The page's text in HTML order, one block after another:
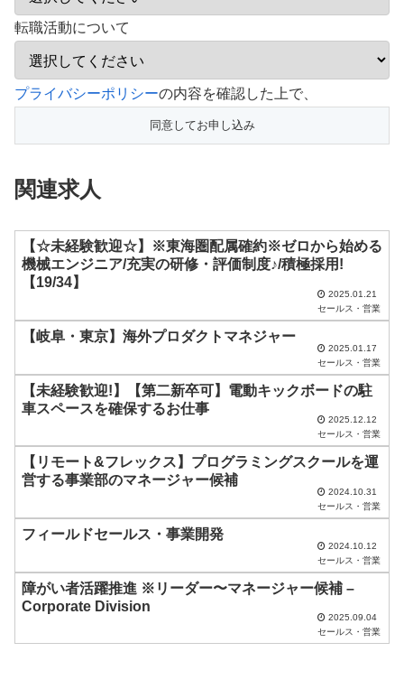
転職活動について
こ
フ
ー
は
の
ま
て
く
さ
。
プライバシーポリシーの内容を確認した上で、
関連求人
【☆未経験歓迎☆】※東海圏配属確約※ゼロから始める
機械エンジニア/充実の研修・評価制度♪/積極採用!
【19/34】
2025.01.21
セールス・営業
【岐阜・東京】海外プロダクトマネジャー
2025.01.17
セールス・営業
【未経験歓迎!】【第二新卒可】電動キックボードの駐
車スペースを確保するお仕事
2025.12.12
セールス・営業
【リモート&フレックス】プログラミングスクールを運
営する事業部のマネージャー候補
2024.10.31
セールス・営業
フィールドセールス・事業開発
2024.10.12
セールス・営業
障がい者活躍推進 ※リーダー〜マネージャー候補 –
Corporate Division
2025.09.04
セールス・営業